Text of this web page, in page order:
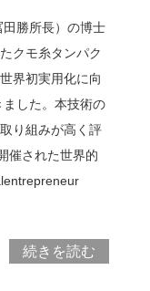
勝所長）の博士
クモ糸タンパク
界初実用化に向
した。本技術の
り組みが高く評
催された世界的
続きを読む